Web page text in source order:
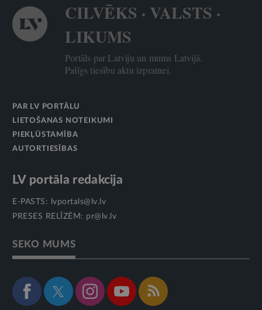
CILVĒKS · VALSTS ·
LIKUMS
Portāls par Latviju un mums Latvijā.
Palīgs tiesību aktu izpratnei.
PAR LV PORTĀLU
LIETOŠANAS NOTEIKUMI
PIEKĻŪSTAMĪBA
AUTORTIESĪBAS
LV portāla redakcija
E-PASTS:
lvportals@lv.lv
PRESES RELĪZĒM: pr@lv.lv
SEKO MUMS